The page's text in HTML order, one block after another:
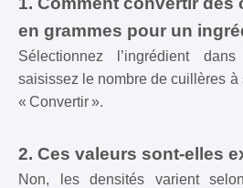
en grammes pour un
Sélectionnez l’ingrédient
saisissez le nombre de cuillères
« Convertir ».
2. Ces valeurs sont-elles
Non, les densités varient